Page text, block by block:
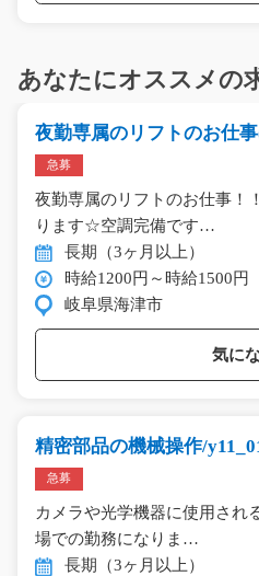
あなたにオススメの
夜勤専属のリフトのお仕
619
急募
夜勤専属のリフトのお仕事！
ります☆空調完備です…
長期（3ヶ月以上）
時給1200円～時給1500円
岐阜県海津市
気に
精密部品の機械操作/
急募
カメラや光学機器に使用され
場での勤務になりま…
長期（3ヶ月以上）